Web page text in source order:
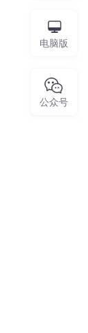
电脑版
公众号